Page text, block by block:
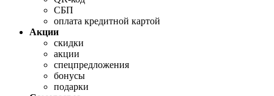
СБП
оплата кредитной картой
Акции
скидки
акции
спецпредложения
бонусы
подарки